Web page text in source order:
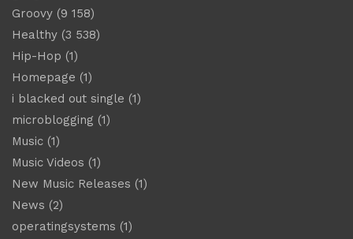
Groovy (9 158)
Healthy (3 538)
Hip-Hop (1)
Homepage (1)
i blacked out single (1)
microblogging (1)
Music (1)
Music Videos (1)
New Music Releases (1)
News (2)
operatingsystems (1)